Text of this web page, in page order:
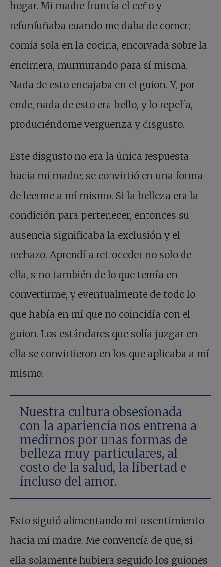
hogar. Mi madre fruncía el ceño y
refunfuñaba cuando me daba de comer;
comía sola en la cocina, encorvada sobre la
encimera, murmurando para sí misma.
Nada de esto encajaba en el guion. Y, por
ende, nada de esto era bello, y lo repelía,
produciéndome vergüenza y disgusto.
Este disgusto no era la única respuesta
hacia mi madre; se convirtió en una forma
de leerme a mí mismo. Si la belleza era la
condición para pertenecer, entonces su
ausencia significaba la exclusión y el
rechazo. Aprendí a retroceder no solo de
ella, sino también de lo que temía en
convertirme, y eventualmente de todo lo
que había en mí que no coincidía con el
guion. Los estándares que solía juzgar en
ella se convirtieron en los que aplicaba a mí
mismo.
Nuestra cultura obsesionada
con la apariencia nos entrena a
medirnos por unas formas de
belleza muy particulares, al
costo de la salud, la libertad e
incluso del amor.
Esto siguió alimentando mi resentimiento
hacia mi madre. Me convencía de que, si
ella solamente hubiera seguido los guiones